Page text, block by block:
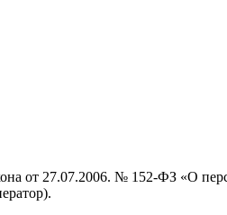
от 27.07.2006. № 152-ФЗ «О